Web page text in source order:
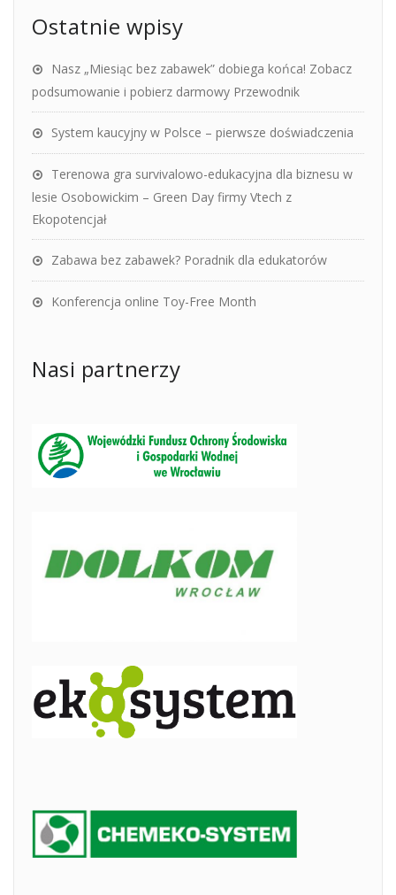
Ostatnie wpisy
Nasz „Miesiąc bez zabawek” dobiega końca! Zobacz
podsumowanie i pobierz darmowy Przewodnik
System kaucyjny w Polsce – pierwsze doświadczenia
Terenowa gra survivalowo-edukacyjna dla biznesu w
lesie Osobowickim – Green Day firmy Vtech z
Ekopotencjał
Zabawa bez zabawek? Poradnik dla edukatorów
Konferencja online Toy-Free Month
Nasi partnerzy